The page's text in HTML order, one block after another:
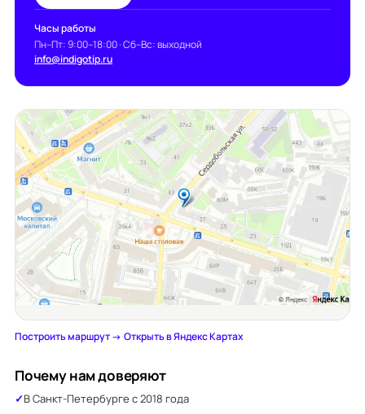
Часы работы
Пн–Пт: 9:00–18:00 · Сб–Вс: выходной
info@indigotip.ru
Построить маршрут →·Открыть в Яндекс Картах
Почему нам доверяют
В Санкт-Петербурге с 2018 года